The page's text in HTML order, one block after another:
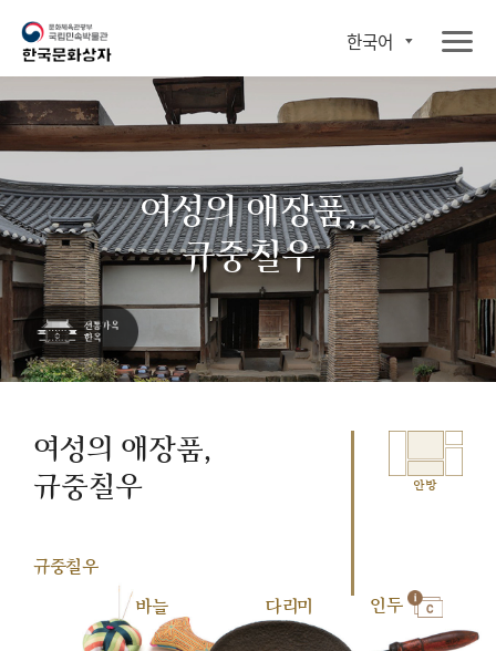
한국어
여성의 애장품,
규중칠우
여성의 애장품,
규중칠우
안방
규중칠우
바늘
다리미 인두